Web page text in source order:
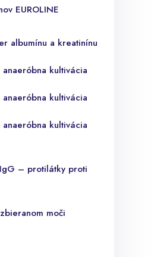
EUROLINE
albumínu a kreatinínu
kultivácia
kultivácia
kultivácia
– protilátky proti
moči